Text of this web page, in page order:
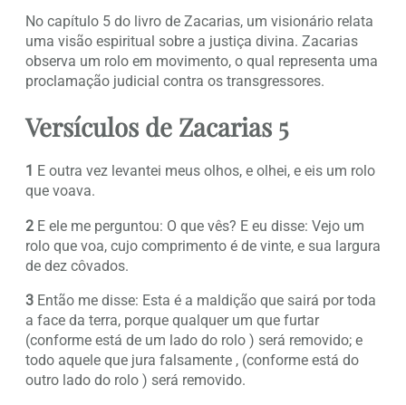
No capítulo 5 do livro de Zacarias, um visionário relata
uma visão espiritual sobre a justiça divina. Zacarias
observa um rolo em movimento, o qual representa uma
proclamação judicial contra os transgressores.
Versículos de Zacarias 5
1 E outra vez levantei meus olhos, e olhei, e eis um rolo
que voava.
2 E ele me perguntou: O que vês? E eu disse: Vejo um
rolo que voa, cujo comprimento é de vinte, e sua largura
de dez côvados.
3 Então me disse: Esta é a maldição que sairá por toda
a face da terra, porque qualquer um que furtar
(conforme está de um lado do rolo ) será removido; e
todo aquele que jura falsamente , (conforme está do
outro lado do rolo ) será removido.